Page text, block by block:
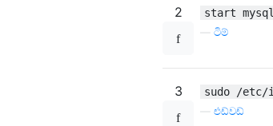
2 start mysql
ටිම්
3 sudo /
එඩ්වඩ්